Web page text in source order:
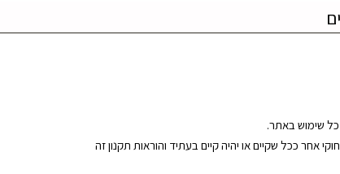
שימוש באתר.
אחר ככל שקיים או יהיה קיים בעתיד והוראות תקנון זה